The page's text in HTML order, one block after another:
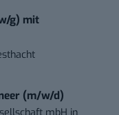
g) mit
(m/w/d)